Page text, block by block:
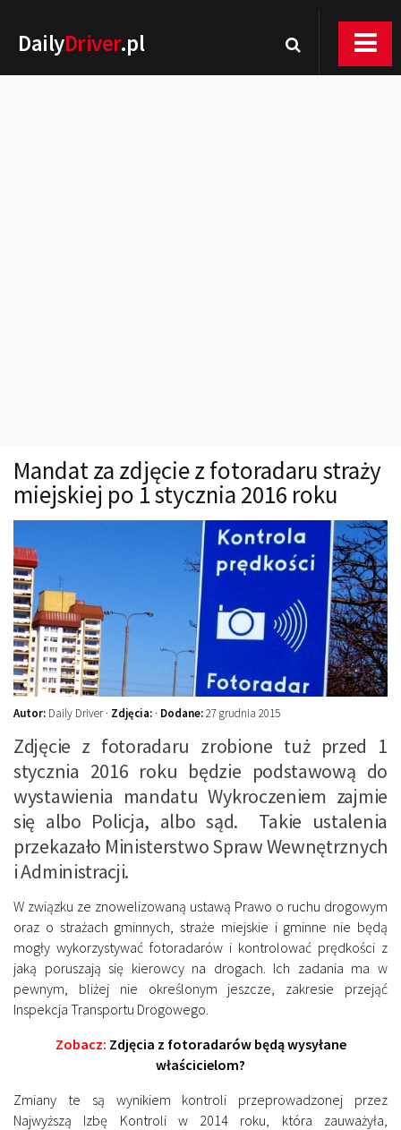
DailyDriver.pl
Technika jazdy
Oświetlenie
Auto z niemiec
Galerie
Mandat za zdjęcie z fotoradaru straży
miejskiej po 1 stycznia 2016 roku
Autor: Daily Driver · Zdjęcia: · Dodane:27 grudnia 2015
Zdjęcie z fotoradaru zrobione tuż przed 1
stycznia 2016 roku będzie podstawową do
wystawienia mandatu Wykroczeniem zajmie
się albo Policja, albo sąd. Takie ustalenia
przekazało Ministerstwo Spraw Wewnętrznych
i Administracji.
W związku ze znowelizowaną ustawą Prawo o ruchu drogowym
oraz o strażach gminnych, straże miejskie i gminne nie będą
mogły wykorzystywać fotoradarów i kontrolować prędkości z
jaką poruszają się kierowcy na drogach. Ich zadania ma w
pewnym, bliżej nie określonym jeszcze, zakresie przejąć
Inspekcja Transportu Drogowego.
Zobacz: Zdjęcia z fotoradarów będą wysyłane
właścicielom?
Zmiany te są wynikiem kontroli przeprowadzonej przez
Najwyższą Izbę Kontroli w 2014 roku, która zauważyła,